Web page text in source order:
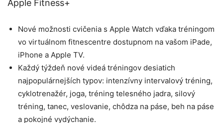
Apple Fitness+
Nové možnosti cvičenia s Apple Watch vďaka tréningom
vo virtuálnom fitnescentre dostupnom na vašom iPade,
iPhone a Apple TV.
Každý týždeň nové videá tréningov desiatich
najpopulárnejších typov: intenzívny intervalový tréning,
cyklotrenažér, joga, tréning telesného jadra, silový
tréning, tanec, veslovanie, chôdza na páse, beh na páse
a pokojné vydýchanie.